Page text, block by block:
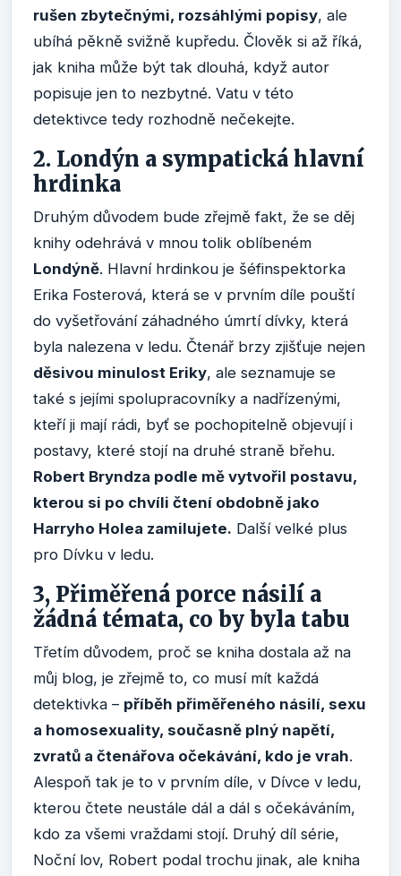
rušen zbytečnými, rozsáhlými popisy, ale
ubíhá pěkně svižně kupředu. Člověk si až říká,
jak kniha může být tak dlouhá, když autor
popisuje jen to nezbytné. Vatu v této
detektivce tedy rozhodně nečekejte.
2. Londýn a sympatická hlavní
hrdinka
Druhým důvodem bude zřejmě fakt, že se děj
knihy odehrává v mnou tolik oblíbeném
Londýně. Hlavní hrdinkou je šéfinspektorka
Erika Fosterová, která se v prvním díle pouští
do vyšetřování záhadného úmrtí dívky, která
byla nalezena v ledu. Čtenář brzy zjišťuje nejen
děsivou minulost Eriky, ale seznamuje se
také s jejími spolupracovníky a nadřízenými,
kteří ji mají rádi, byť se pochopitelně objevují i
postavy, které stojí na druhé straně břehu.
Robert Bryndza podle mě vytvořil postavu,
kterou si po chvíli čtení obdobně jako
Harryho Holea zamilujete. Další velké plus
pro Dívku v ledu.
3, Přiměřená porce násilí a
žádná témata, co by byla tabu
Třetím důvodem, proč se kniha dostala až na
můj blog, je zřejmě to, co musí mít každá
detektivka – příběh přiměřeného násilí, sexu
a homosexuality, současně plný napětí,
zvratů a čtenářova očekávání, kdo je vrah.
Alespoň tak je to v prvním díle, v Dívce v ledu,
kterou čtete neustále dál a dál s očekáváním,
kdo za všemi vraždami stojí. Druhý díl série,
Noční lov, Robert podal trochu jinak, ale kniha